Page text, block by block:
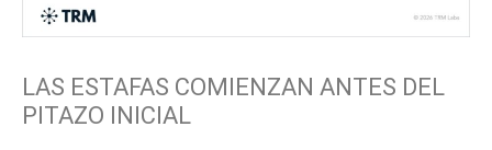
LAS ESTAFAS COMIENZAN ANTES DEL
PITAZO INICIAL